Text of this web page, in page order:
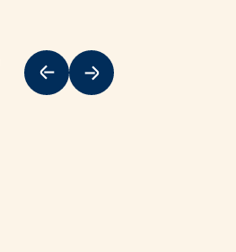
Flytta till vänster
Flytta till höger